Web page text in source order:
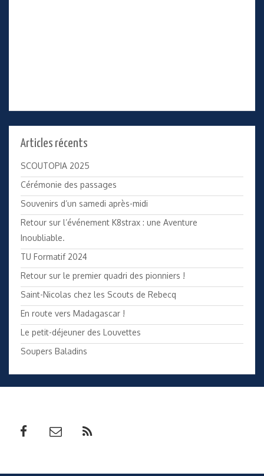
Articles récents
SCOUTOPIA 2025
Cérémonie des passages
Souvenirs d’un samedi après-midi
Retour sur l’événement K8strax : une Aventure
Inoubliable.
TU Formatif 2024
Retour sur le premier quadri des pionniers !
Saint-Nicolas chez les Scouts de Rebecq
En route vers Madagascar !
Le petit-déjeuner des Louvettes
Soupers Baladins